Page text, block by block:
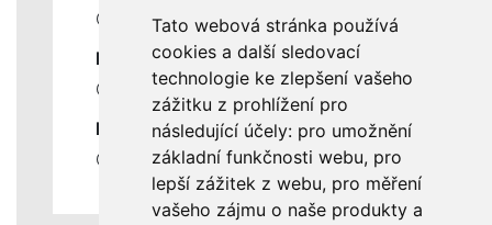
Tato webová stránka používá
cookies a další sledovací
technologie ke zlepšení vašeho
zážitku z prohlížení pro
následující účely: pro umožnění
základní funkčnosti webu, pro
lepší zážitek z webu, pro měření
vašeho zájmu o naše produkty a
Ceník servisních prací
DŮLEŽITÉ INFORMACE
Ochrana osobních údajů
RYCHLÉ ODKAZY
Odstoupení od smlouvy